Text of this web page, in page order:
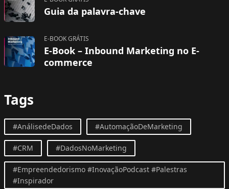
Guia da palavra-chave
E-BOOK GRÁTIS
E-Book – Inbound Marketing no E-
commerce
Tags
#AnálisedeDados #AutomaçãoDeMarketing
#CRM #DadosNoMarketing
#Empreendedorismo #InovaçãoPodcast #Palestras
#Inspirador